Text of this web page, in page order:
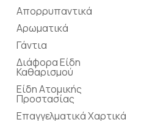
Απορρυπαντικά
Αρωματικά
Γάντια
Διάφορα Είδη
Καθαρισμού
Είδη Ατομικής
Προστασίας
Επαγγελματικά Χαρτικά